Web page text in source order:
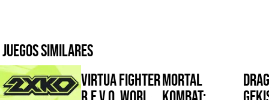
Juegos similares
Virtua Fighter
R.E.V.O. World
Mortal
Kombat: